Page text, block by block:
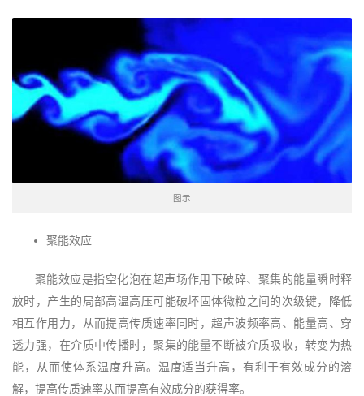
图示
聚能效应
聚能效应是指空化泡在超声场作用下破碎、聚集的能量瞬时释
放时，产生的局部高温高压可能破坏固体微粒之间的次级键，降低
相互作用力，从而提高传质速率同时，超声波频率高、能量高、穿
透力强，在介质中传播时，聚集的能量不断被介质吸收，转变为热
能，从而使体系温度升高。温度适当升高，有利于有效成分的溶
解，提高传质速率从而提高有效成分的获得率。